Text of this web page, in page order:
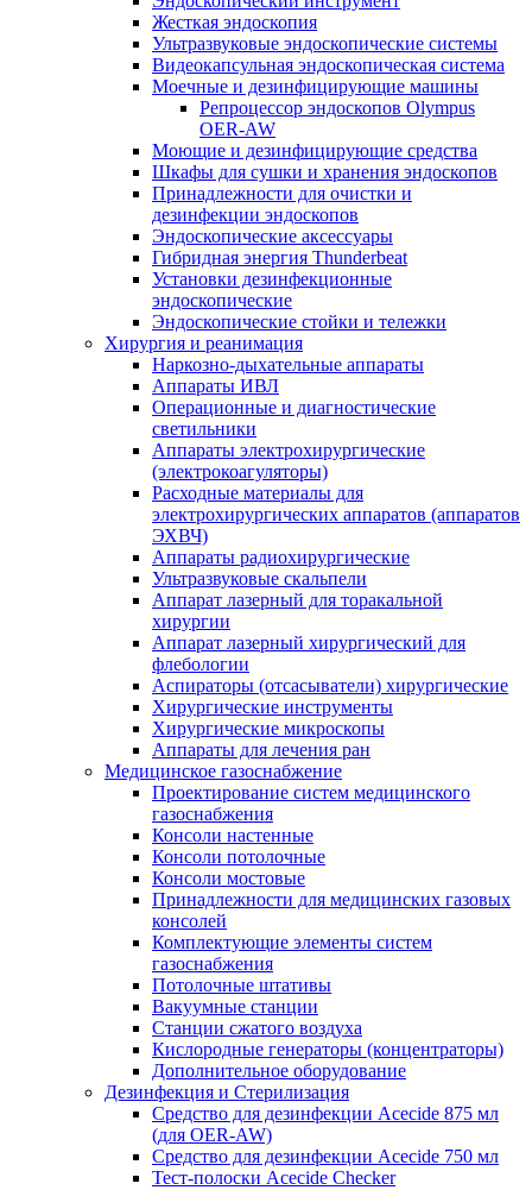
Жесткая эндоскопия
Ультразвуковые эндоскопические системы
Видеокапсульная эндоскопическая система
Моечные и дезинфицирующие машины
Репроцессор эндоскопов Olympus
OER-AW
Моющие и дезинфицирующие средства
Шкафы для сушки и хранения эндоскопов
Принадлежности для очистки и
дезинфекции эндоскопов
Эндоскопические аксессуары
Гибридная энергия Thunderbeat
Установки дезинфекционные
эндоскопические
Эндоскопические стойки и тележки
Хирургия и реанимация
Наркозно-дыхательные аппараты
Аппараты ИВЛ
Операционные и диагностические
светильники
Аппараты электрохирургические
(электрокоагуляторы)
Расходные материалы для
электрохирургических аппаратов (аппаратов
ЭХВЧ)
Аппараты радиохирургические
Ультразвуковые скальпели
Аппарат лазерный для торакальной
хирургии
Аппарат лазерный хирургический для
флебологии
Аспираторы (отсасыватели) хирургические
Хирургические инструменты
Хирургические микроскопы
Аппараты для лечения ран
Медицинское газоснабжение
Проектирование систем медицинского
газоснабжения
Консоли настенные
Консоли потолочные
Консоли мостовые
Принадлежности для медицинских газовых
консолей
Комплектующие элементы систем
газоснабжения
Потолочные штативы
Вакуумные станции
Станции сжатого воздуха
Кислородные генераторы (концентраторы)
Дополнительное оборудование
Дезинфекция и Стерилизация
Средство для дезинфекции Acecide 875 мл
(для OER-AW)
Средство для дезинфекции Acecide 750 мл
Тест-полоски Acecide Checker